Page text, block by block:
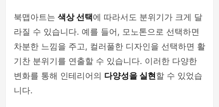
북맵아트는 색상 선택에 따라서도 분위기가 크게 달
라질 수 있습니다. 예를 들어, 모노톤으로 선택하면
차분한 느낌을 주고, 컬러풀한 디자인을 선택하면 활
기찬 분위기를 연출할 수 있습니다. 이러한 다양한
변화를 통해 인테리어의 다양성을 실현할 수 있었습
니다.